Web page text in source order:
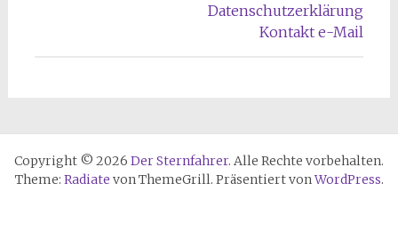
Datenschutzerklärung
Kontakt e-Mail
Copyright © 2026 Der Sternfahrer. Alle Rechte vorbehalten.
Theme: Radiate von ThemeGrill. Präsentiert vonWordPress.